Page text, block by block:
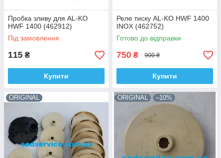
Пробка зливу для AL-KO
HWF 1400 (462912)
Під замовлення
115 ₴
Купити
Реле тиску AL-KO HWF 1400
INOX (462752)
Готово до відправки
750 ₴ 900 ₴
Купити
ORIGINAL ORIGINAL –10%